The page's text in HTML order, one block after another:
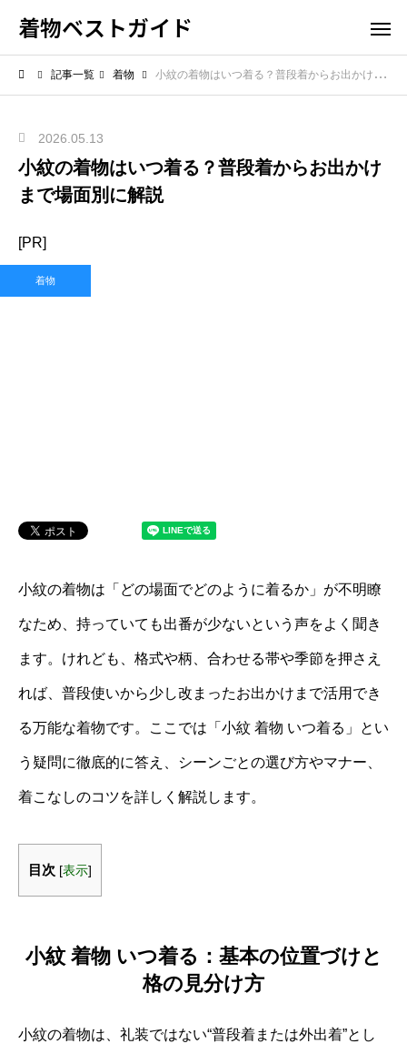
着物ベストガイド
記事一覧 着物 小紋の着物はいつ着る？普段着からお出かけまで場面別に解説
2026.05.13
小紋の着物はいつ着る？普段着からお出かけ
まで場面別に解説
[PR]
着物
小紋の着物は「どの場面でどのように着るか」が不明瞭
なため、持っていても出番が少ないという声をよく聞き
ます。けれども、格式や柄、合わせる帯や季節を押さえ
れば、普段使いから少し改まったお出かけまで活用でき
る万能な着物です。ここでは「小紋 着物 いつ着る」とい
う疑問に徹底的に答え、シーンごとの選び方やマナー、
着こなしのコツを詳しく解説します。
目次 [表示]
小紋 着物 いつ着る：基本の位置づけと
格の見分け方
小紋の着物は、礼装ではない“普段着または外出着”とし